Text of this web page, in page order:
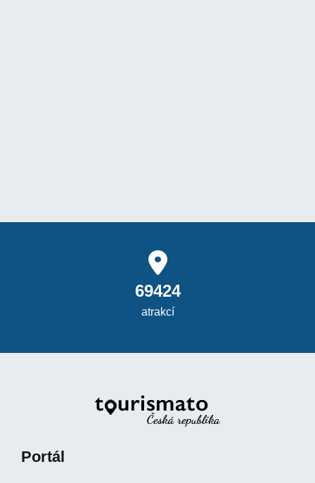
69424
atrakcí
Portál